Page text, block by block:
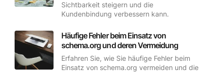
Sichtbarkeit steigern und die
Kundenbindung verbessern kann.
Häufige Fehler beim Einsatz von
schema.org und deren Vermeidung
Erfahren Sie, wie Sie häufige Fehler beim
Einsatz von schema.org vermeiden und die